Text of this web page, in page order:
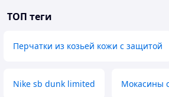
ТОП теги
Перчатки из козьей кожи с защитой
Nike sb dunk limited Мокасины